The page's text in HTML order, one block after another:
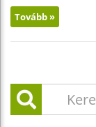
Tovább »